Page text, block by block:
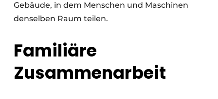
Gebäude, in dem Menschen und Maschinen
denselben Raum teilen.
Familiäre
Zusammenarbeit